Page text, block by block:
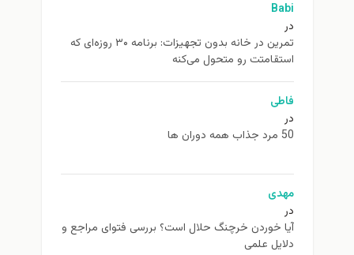
Babi
در
تمرین در خانه بدون تجهیزات: برنامه ۳۰ روزه‌ای که
استقامتت رو متحول می‌کنه
فاطی
در
50 مرد جذاب همه دوران ها
مهدی
در
آیا خوردن خرچنگ حلال است؟ بررسی فتوای مراجع و
دلایل علمی